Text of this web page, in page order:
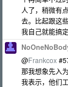
人了，稍微有
去。比起跟这
我自己就能搞定
@Frankcox
那我想象先入
我表示，他们